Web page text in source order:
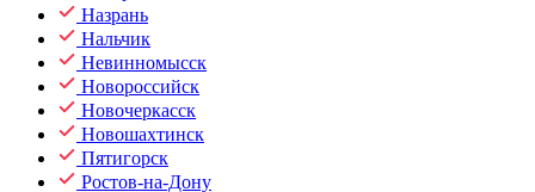
Назрань
Нальчик
Невинномысск
Новороссийск
Новочеркасск
Новошахтинск
Пятигорск
Ростов-на-Дону